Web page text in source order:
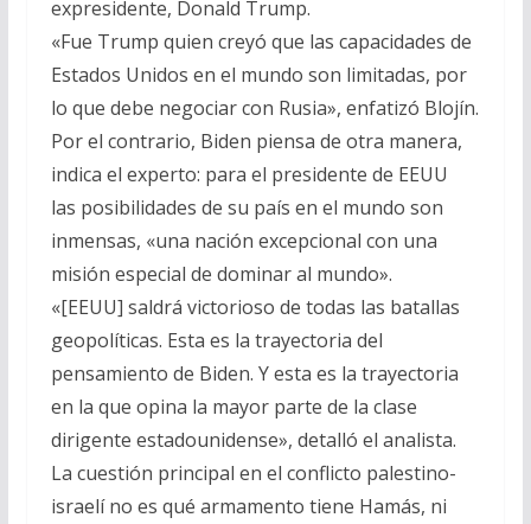
expresidente, Donald Trump.
«Fue Trump quien creyó que las capacidades de
Estados Unidos en el mundo son limitadas, por
lo que debe negociar con Rusia», enfatizó Blojín.
Por el contrario, Biden piensa de otra manera,
indica el experto: para el presidente de EEUU
las posibilidades de su país en el mundo son
inmensas, «una nación excepcional con una
misión especial de dominar al mundo».
«[EEUU] saldrá victorioso de todas las batallas
geopolíticas. Esta es la trayectoria del
pensamiento de Biden. Y esta es la trayectoria
en la que opina la mayor parte de la clase
dirigente estadounidense», detalló el analista.
La cuestión principal en el conflicto palestino-
israelí no es qué armamento tiene Hamás, ni